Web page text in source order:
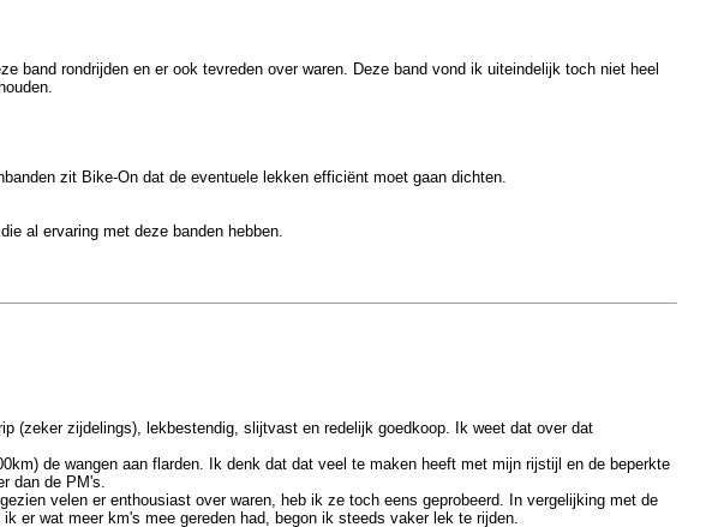
band rondrijden en er ook tevreden over waren. Deze band vond ik uiteindelijk toch niet heel
zit Bike-On dat de eventuele lekken efficiënt moet gaan dichten.
al ervaring met deze banden hebben.
(zeker zijdelings), lekbestendig, slijtvast en redelijk goedkoop. Ik weet dat over dat
de wangen aan flarden. Ik denk dat dat veel te maken heeft met mijn rijstijl en de beperkte
dan de PM's.
velen er enthousiast over waren, heb ik ze toch eens geprobeerd. In vergelijking met de
er wat meer km's mee gereden had, begon ik steeds vaker lek te rijden.